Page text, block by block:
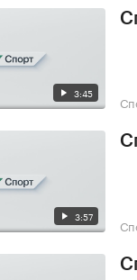
3:45
3:57